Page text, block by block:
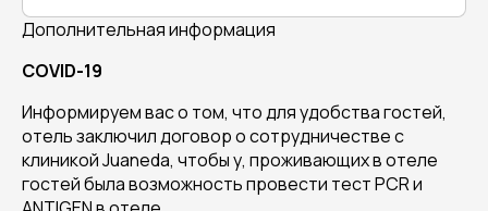
Дополнительная информация
COVID-19
Информируем вас о том, что для удобства гостей,
отель заключил договор о сотрудничестве с
клиникой Juaneda, чтобы у, проживающих в отеле
гостей была возможность провести тест PCR и